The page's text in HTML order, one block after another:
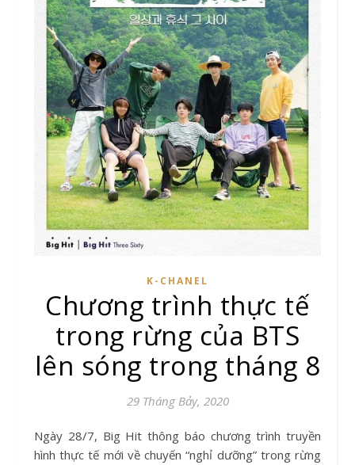
K-CHANEL
Chương trình thực tế
trong rừng của BTS
lên sóng trong tháng 8
29 Tháng Bảy, 2020
Ngày 28/7, Big Hit thông báo chương trình truyền
hình thực tế mới về chuyến “nghỉ dưỡng” trong rừng